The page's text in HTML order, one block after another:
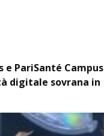
e PariSanté Campus
digitale sovrana in